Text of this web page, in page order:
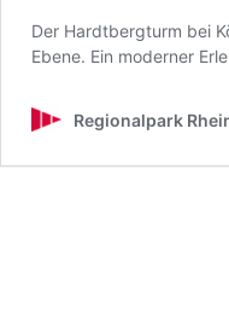
Der Hardtbergturm bei
Ebene. Ein moderner
Regionalpark